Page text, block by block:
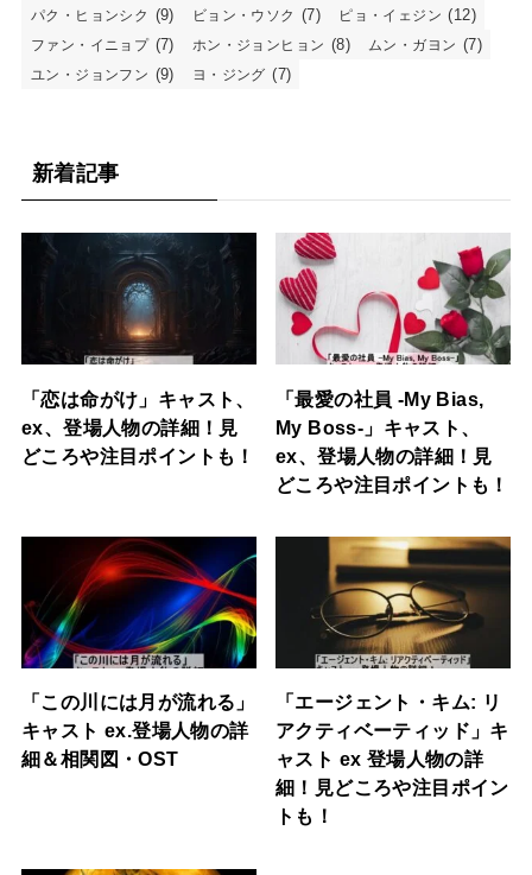
パク・ヒョンシク (9) ビョン・ウソク (7) ピョ・イェジン (12)
ファン・イニョプ (7) ホン・ジョンヒョン (8) ムン・ガヨン (7)
ユン・ジョンフン (9) ヨ・ジング (7)
新着記事
「恋は命がけ」キャスト、
ex、登場人物の詳細！見
どころや注目ポイントも！
「最愛の社員 -My Bias,
My Boss-」キャスト、
ex、登場人物の詳細！見
どころや注目ポイントも！
「この川には月が流れる」
キャスト ex.登場人物の詳
細＆相関図・OST
「エージェント・キム: リ
アクティベーティッド」キ
ャスト ex 登場人物の詳
細！見どころや注目ポイン
トも！